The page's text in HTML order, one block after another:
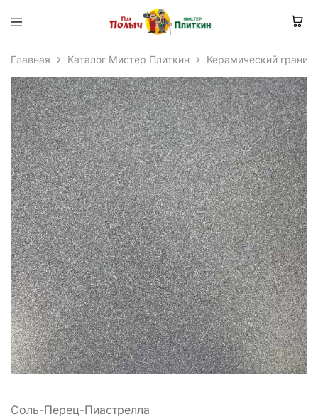
Главная Каталог Мистер Плиткин Керамический гранит
Соль-Перец-Пиастрелла